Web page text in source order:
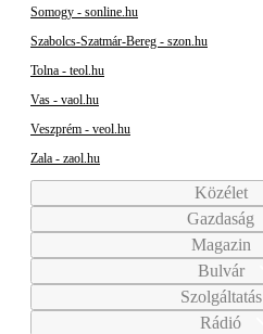
Somogy - sonline.hu
Szabolcs-Szatmár-Bereg - szon.hu
Tolna - teol.hu
Vas - vaol.hu
Veszprém - veol.hu
Zala - zaol.hu
Közélet
Gazdaság
Magazin
Bulvár
Szolgáltatás
Rádió